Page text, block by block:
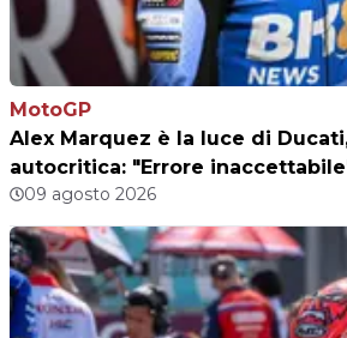
MotoGP
Alex Marquez è la luce di
autocritica: "Errore
09 agosto 2026